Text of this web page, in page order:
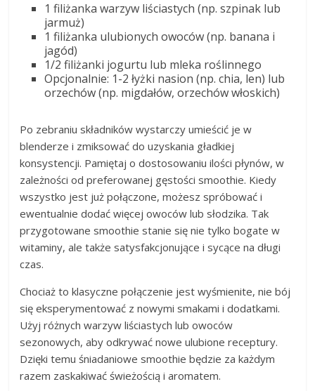
1 filiżanka warzyw liściastych (np. szpinak lub
jarmuż)
1 filiżanka ulubionych owoców (np. banana i
jagód)
1/2 filiżanki jogurtu lub mleka roślinnego
Opcjonalnie: 1-2 łyżki nasion (np. chia, len) lub
orzechów (np. migdałów, orzechów włoskich)
Po zebraniu składników wystarczy umieścić je w
blenderze i zmiksować do uzyskania gładkiej
konsystencji. Pamiętaj o dostosowaniu ilości płynów, w
zależności od preferowanej gęstości smoothie. Kiedy
wszystko jest już połączone, możesz spróbować i
ewentualnie dodać więcej owoców lub słodzika. Tak
przygotowane smoothie stanie się nie tylko bogate w
witaminy, ale także satysfakcjonujące i sycące na długi
czas.
Chociaż to klasyczne połączenie jest wyśmienite, nie bój
się eksperymentować z nowymi smakami i dodatkami.
Użyj różnych warzyw liściastych lub owoców
sezonowych, aby odkrywać nowe ulubione receptury.
Dzięki temu śniadaniowe smoothie będzie za każdym
razem zaskakiwać świeżością i aromatem.